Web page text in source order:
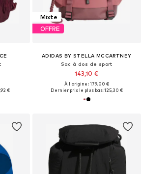
€
Mixte
OFFRE
ADIDAS BY STELLA MCCARTNEY
Sac à dos de sport
143,10 €
À l'origine : 179,00 €
Dernier prix le plus bas :125,30 €